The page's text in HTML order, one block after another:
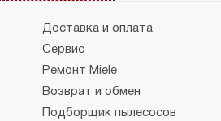
Доставка и оплата
Сервис
Ремонт Miele
Возврат и обмен
Подборщик пылесосов